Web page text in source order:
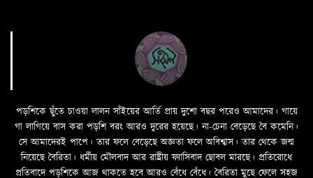
পড়শিকে ছুঁতে চাওয়া লালন সাঁইয়ের আর্তি প্রায় দুশো বছর পরেও আমাদের। গায়ে
গা লাগিয়ে বাস করা পড়শি বরং আরও দুরের হয়েছে। না-চেনা বেড়েছে বৈ কমেনি।
সে আমাদেরই পাপে। তার ফলে বেড়েছে অজ্ঞতা ফলে অবিশ্বাস। তার থেকে জন্ম
নিয়েছে বৈরিতা। ধর্মীয় মৌলবাদ আর রাষ্ট্রীয় ফ্যাসিবাদ ছোবল মারছে। প্রতিরোধে
প্রতিবাদে পড়শিকে আজ থাকতে হবে আরও বেঁধে বেঁধে। বৈরিতা মুছে ফেলে সহজ